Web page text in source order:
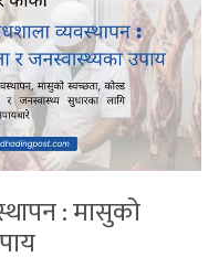
: मासुको